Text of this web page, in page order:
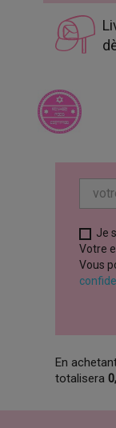
Je
Votre
Vous
En
totalisera